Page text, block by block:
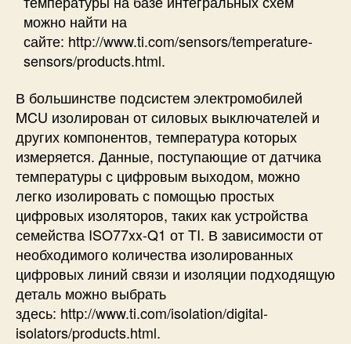
можно найти на
сайте: http://www.ti.com/sensors/temperature-
sensors/products.html.
В большинстве подсистем электромобилей
MCU изолирован от силовых выключателей и
других компонентов, температура которых
измеряется. Данные, поступающие от датчика
температуры с цифровым выходом, можно
легко изолировать с помощью простых
цифровых изоляторов, таких как устройства
семейства ISO77xx-Q1 от TI. В зависимости от
необходимого количества изолированных
цифровых линий связи и изоляции подходящую
деталь можно выбрать
здесь: http://www.ti.com/isolation/digital-
isolators/products.html.